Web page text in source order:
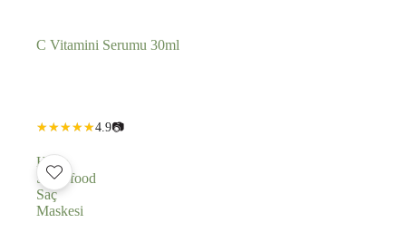
C Vitamini Serumu 30ml
azalt
artır
4.9📷
Hoito
Superfood
Saç
Maskesi